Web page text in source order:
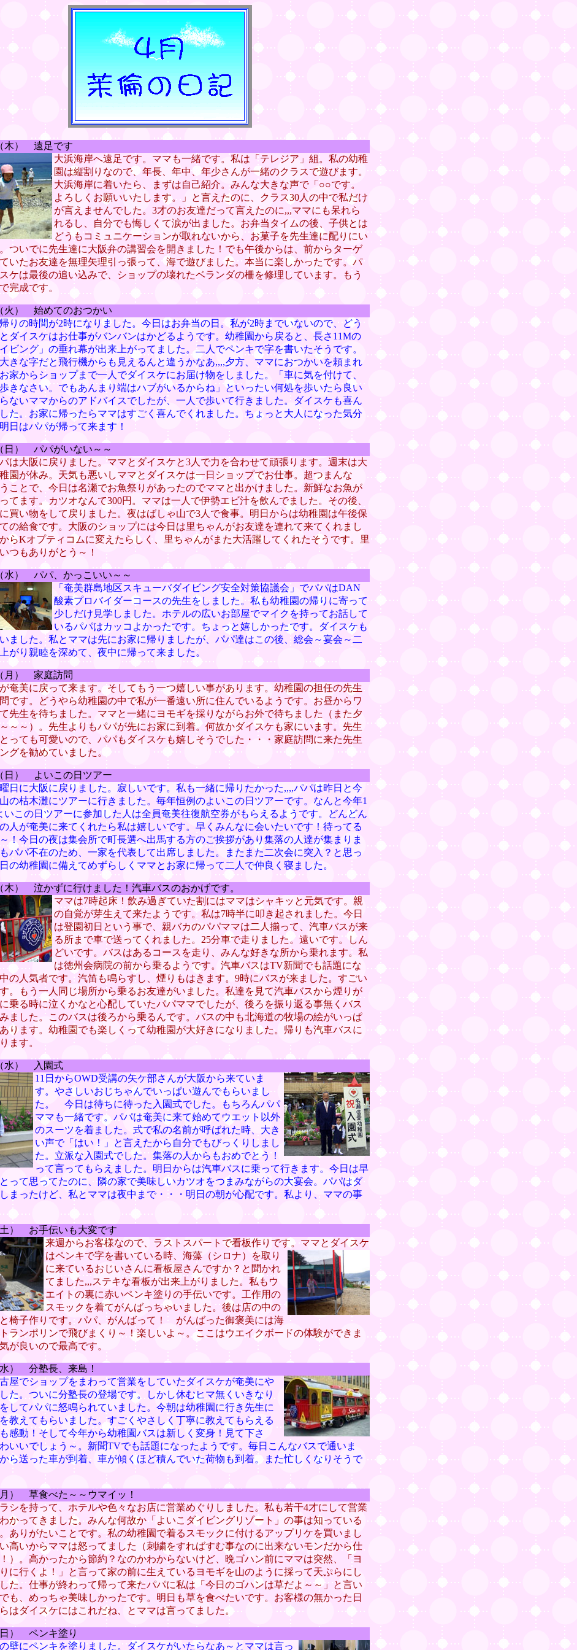
木） 遠足です
大浜海岸へ遠足です。ママも一緒です。私は「テレジア」組。私の幼稚
園は縦割りなので、年長、年中、年少さんが一緒のクラスで遊びます。
大浜海岸に着いたら、まずは自己紹介。みんな大きな声で「○○です。
よろしくお願いいたします。」と言えたのに、クラス30人の中で私だけ
が言えませんでした。3才のお友達だって言えたのに,,,ママにも呆れら
れるし、自分でも悔しくて涙が出ました。お弁当タイムの後、子供とは
どうもコミュニケーションが取れないから、お菓子を先生達に配りにい
ついでに先生達に大阪弁の講習会を開きました！でも午後からは、前からターゲ
いたお友達を無理矢理引っ張って、海で遊びました。本当に楽しかったです。パ
ケは最後の追い込みで、ショップの壊れたベランダの柵を修理しています。もう
完成です。
火） 始めてのおつかい
りの時間が2時になりました。今日はお弁当の日。私が2時までいないので、どう
ダイスケはお仕事がバンバンはかどるようです。幼稚園から戻ると、長さ11Mの
イビング」の垂れ幕が出来上がってました。二人でペンキで字を書いたそうです。
きな字だと飛行機からも見えるんと違うかなあ,,,,夕方、ママにおつかいを頼まれ
家からショップまで一人でダイスケにお届け物をしました。「車に気を付けて、
きなさい。でもあんまり端はハブがいるからね」といったい何処を歩いたら良い
ないママからのアドバイスでしたが、一人で歩いて行きました。ダイスケも喜ん
た。お家に帰ったらママはすごく喜んでくれました。ちょっと大人になった気分
日はパパが帰って来ます！
日） パパがいない～～
は大阪に戻りました。ママとダイスケと3人で力を合わせて頑張ります。週末は大
園が休み。天気も悪いしママとダイスケは一日ショップでお仕事。超つまんな
ことで、今日は名瀬でお魚祭りがあったのでママと出かけました。新鮮なお魚が
てます。カツオなんて300円。ママは一人で伊勢エビ汁を飲んでました。その後、
買い物をして戻りました。夜はばしゃ山で3人で食事。明日からは幼稚園は午後保
の給食です。大阪のショップには今日は里ちゃんがお友達を連れて来てくれまし
らKオプティコムに変えたらしく、里ちゃんがまた大活躍してくれたそうです。里
つもありがとう～！
水） パパ、かっこいい～～
「奄美群島地区スキューバダイビング安全対策協議会」でパパはDAN
酸素プロバイダーコースの先生をしました。私も幼稚園の帰りに寄って
少しだけ見学しました。ホテルの広いお部屋でマイクを持ってお話して
いるパパはカッコよかったです。ちょっと嬉しかったです。ダイスケも
ました。私とママは先にお家に帰りましたが、パパ達はこの後、総会～宴会～二
がり親睦を深めて、夜中に帰って来ました。
月） 家庭訪問
奄美に戻って来ます。そしてもう一つ嬉しい事があります。幼稚園の担任の先生
です。どうやら幼稚園の中で私が一番遠い所に住んでいるようです。お昼からワ
先生を待ちました。ママと一緒にヨモギを採りながらお外で待ちました（また夕
～～）。先生よりもパパが先にお家に到着。何故かダイスケも家にいます。先生
っても可愛いので、パパもダイスケも嬉しそうでした・・・家庭訪問に来た先生
グを勧めていました。
日） よいこの日ツアー
日に大阪に戻りました。寂しいです。私も一緒に帰りたかった,,,,パパは昨日と今
の枯木灘にツアーに行きました。毎年恒例のよいこの日ツアーです。なんと今年1
いこの日ツアーに参加した人は全員奄美往復航空券がもらえるようです。どんどん
人が奄美に来てくれたら私は嬉しいです。早くみんなに会いたいです！待ってる
！今日の夜は集会所で町長選へ出馬する方のご挨拶があり集落の人達が集まりま
パパ不在のため、一家を代表して出席しました。またまた二次会に突入？と思っ
の幼稚園に備えてめずらしくママとお家に帰って二人で仲良く寝ました。
木） 泣かずに行けました！汽車バスのおかげです。
ママは7時起床！飲み過ぎていた割にはママはシャキッと元気です。親
の自覚が芽生えて来たようです。私は7時半に叩き起されました。今日
は登園初日という事で、親バカのパパママは二人揃って、汽車バスが来
る所まで車で送ってくれました。25分車で走りました。遠いです。しん
どいです。バスはあるコースを走り、みんな好きな所から乗れます。私
は徳州会病院の前から乗るようです。汽車バスはTV新聞でも話題にな
の人気者です。汽笛も鳴らすし、煙りもはきます。9時にバスが来ました。すごい
。もう一人同じ場所から乗るお友達がいました。私達を見て汽車バスから煙りが
乗る時に泣くかなと心配していたパパママでしたが、後ろを振り返る事無くバス
ました。このバスは後ろから乗るんです。バスの中も北海道の牧場の絵がいっぱ
ります。幼稚園でも楽しくって幼稚園が大好きになりました。帰りも汽車バスに
ます。
水） 入園式
11日からOWD受講の矢ケ部さんが大阪から来ていま
す。やさしいおじちゃんでいっぱい遊んでもらいまし
た。 今日は待ちに待った入園式でした。もちろんパパ
ママも一緒です。パパは奄美に来て始めてウエット以外
のスーツを着ました。式で私の名前が呼ばれた時、大き
い声で「はい！」と言えたから自分でもびっくりしまし
た。立派な入園式でした。集落の人からもおめでとう！
って言ってもらえました。明日からは汽車バスに乗って行きます。今日は早
って思ってたのに、隣の家で美味しいカツオをつまみながらの大宴会。パパはダ
まったけど、私とママは夜中まで・・・明日の朝が心配です。私より、ママの事
） お手伝いも大変です
来週からお客様なので、ラストスパートで看板作りです。ママとダイスケ
はペンキで字を書いている時、海藻（シロナ）を取り
に来ているおじいさんに看板屋さんですか？と聞かれ
てました,,,ステキな看板が出来上がりました。私もウ
エイトの裏に赤いペンキ塗りの手伝いです。工作用の
スモックを着てがんばっちゃいました。後は店の中の
椅子作りです。パパ、がんばって！ がんばった御褒美には海
ランポリンで飛びまくり～！楽しいよ～。ここはウエイクボードの体験ができま
が良いので最高です。
） 分塾長、来島！
屋でショップをまわって営業をしていたダイスケが奄美にや
た。ついに分塾長の登場です。しかし休むヒマ無くいきなり
してパパに怒鳴られていました。今朝は幼稚園に行き先生に
教えてもらいました。すごくやさしく丁寧に教えてもらえる
感動！そして今年から幼稚園バスは新しく変身！見て下さ
いいでしょう～。新聞TVでも話題になったようです。毎日こんなバスで通いま
ら送った車が到着、車が傾くほど積んでいた荷物も到着。また忙しくなりそうで
） 草食べた～～ウマイッ！
シを持って、ホテルや色々なお店に営業めぐりしました。私も若干4才にして営業
かってきました。みんな何故か「よいこダイビングリゾート」の事は知っている
ありがたいことです。私の幼稚園で着るスモックに付けるアップリケを買いまし
高いからママは怒ってました（刺繍をすればすむ事なのに出来ないモンだから仕
）。高かったから節約？なのかわからないけど、晩ゴハン前にママは突然、「ヨ
に行くよ！」と言って家の前に生えているヨモギを山のように採って天ぷらにし
た。仕事が終わって帰って来たパパに私は「今日のゴハンは草だよ～～」と言い
も、めっちゃ美味しかったです。明日も草を食べたいです。お客様の無かった日
はダイスケにはこれだね、とママは言ってました。
） ペンキ塗り
壁にペンキを塗りました。ダイスケがいたらなあ～とママは言っ